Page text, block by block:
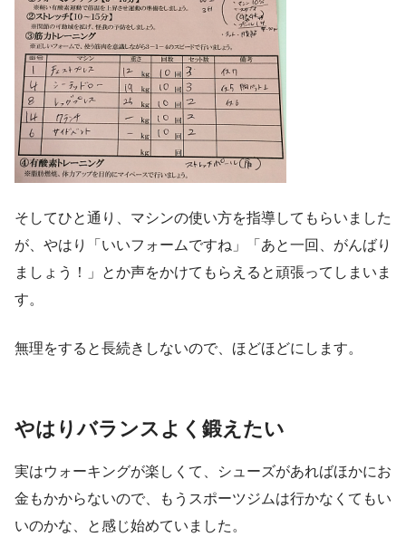
そしてひと通り、マシンの使い方を指導してもらいました
が、やはり「いいフォームですね」「あと一回、がんばり
ましょう！」とか声をかけてもらえると頑張ってしまいま
す。
無理をすると長続きしないので、ほどほどにします。
やはりバランスよく鍛えたい
実はウォーキングが楽しくて、シューズがあればほかにお
金もかからないので、もうスポーツジムは行かなくてもい
いのかな、と感じ始めていました。